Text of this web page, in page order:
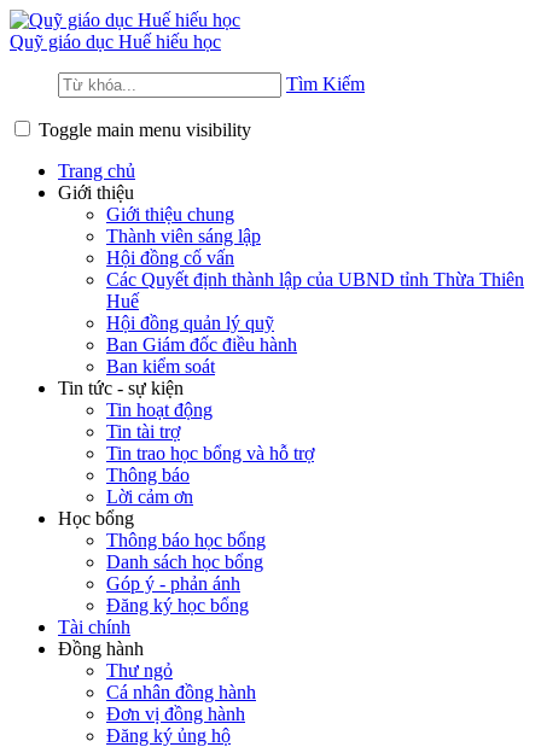
Quỹ giáo dục Huế hiếu học
Tìm Kiếm
Toggle main menu visibility
Trang chủ
Giới thiệu
Giới thiệu chung
Thành viên sáng lập
Hội đồng cố vấn
Các Quyết định thành lập của UBND tỉnh Thừa Thiên
Huế
Hội đồng quản lý quỹ
Ban Giám đốc điều hành
Ban kiểm soát
Tin tức - sự kiện
Tin hoạt động
Tin tài trợ
Tin trao học bổng và hỗ trợ
Thông báo
Lời cảm ơn
Học bổng
Thông báo học bổng
Danh sách học bổng
Góp ý - phản ánh
Đăng ký học bổng
Tài chính
Đồng hành
Thư ngỏ
Cá nhân đồng hành
Đơn vị đồng hành
Đăng ký ủng hộ